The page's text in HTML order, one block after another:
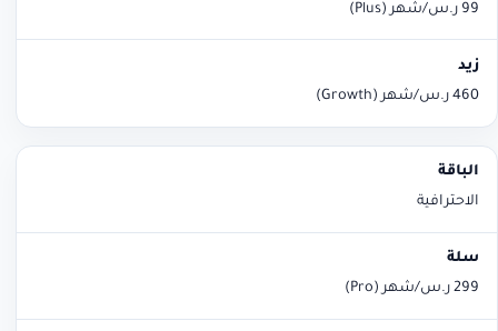
99 ر.س/شهر (Plus)
460 ر.س/شهر (Growth)
الاحترافية
299 ر.س/شهر (Pro)